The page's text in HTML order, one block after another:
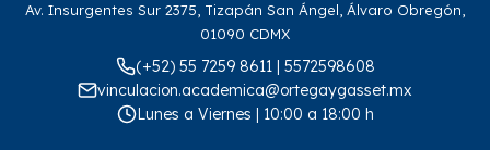
Av. Insurgentes Sur 2375, Tizapán San Ángel, Álvaro Obregón,
01090 CDMX
(+52) 55 7259 8611 | 5572598608
vinculacion.academica@ortegaygasset.mx
Lunes a Viernes | 10:00 a 18:00 h